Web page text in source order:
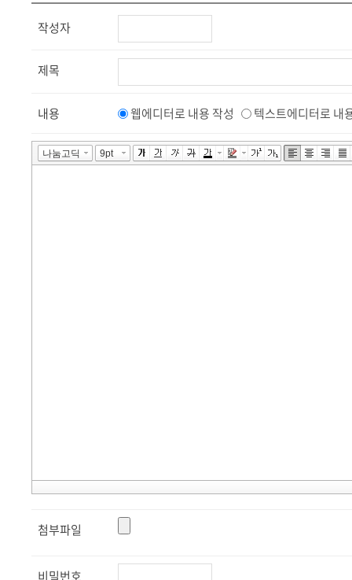
작성자
제목
내용 웹에디터로 내용 작성 텍스트에디터로 내
첨부파일
비밀번호